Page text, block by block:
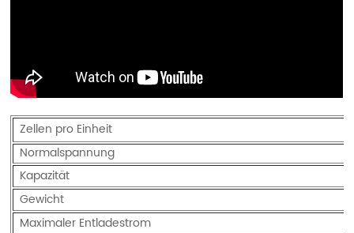
Zellen pro Einheit
Normalspannung
Kapazität
Gewicht
Maximaler Entladestrom